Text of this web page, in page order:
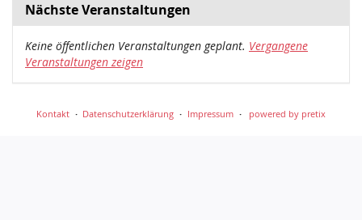
Nächste Veranstaltungen
Keine öffentlichen Veranstaltungen geplant. Vergangene
Veranstaltungen zeigen
Kontakt Datenschutzerklärung Impressum powered by pretix